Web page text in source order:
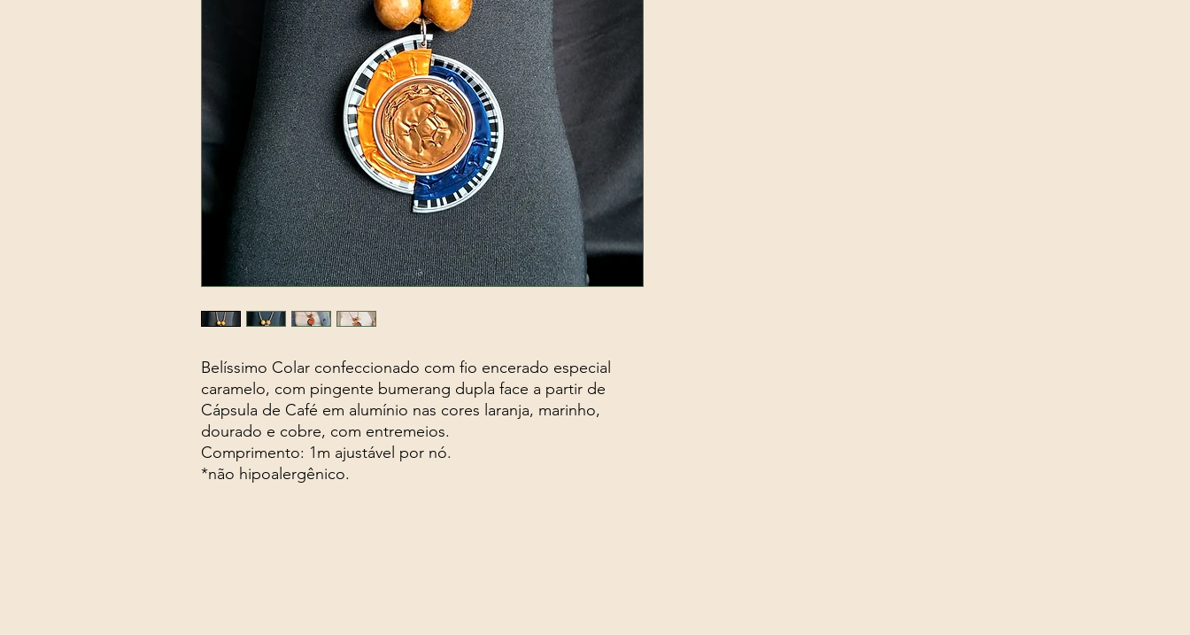
Belíssimo Colar confeccionado com fio encerado especial
caramelo, com pingente bumerang dupla face a partir de
Cápsula de Café em alumínio nas cores laranja, marinho,
dourado e cobre, com entremeios.
Comprimento: 1m ajustável por nó.
*não hipoalergênico.